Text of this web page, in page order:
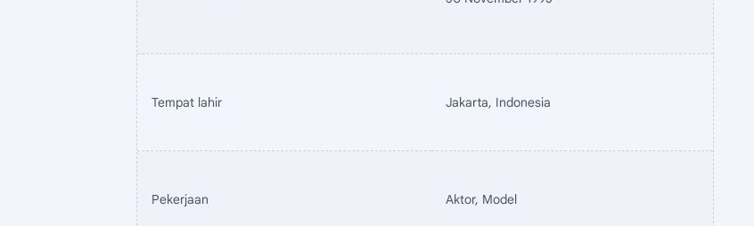
Tempat lahir Jakarta, Indonesia
Pekerjaan Aktor, Model